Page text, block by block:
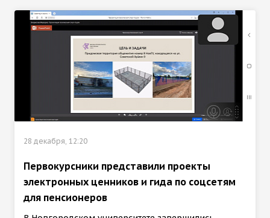
28 декабря, 12:20
Первокурсники представили проекты
электронных ценников и гида по соцсетям
для пенсионеров